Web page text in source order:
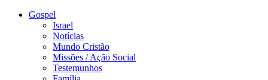
Gospel
Israel
Notícias
Mundo Cristão
Missões / Ação Social
Testemunhos